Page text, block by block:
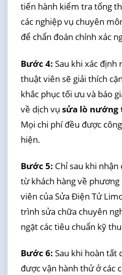
tiến hành kiểm tra tổng
các nghiệp vụ chuyên
để chẩn đoán chính xác
Bước 4: Sau khi xác định
thuật viên sẽ giải thích
khắc phục tối ưu và báo
về dịch vụ sửa lò nướng
Mọi chi phí đều được
hiện.
Bước 5: Chỉ sau khi
từ khách hàng về
viên của Sửa Điện Tử
trình sửa chữa chuyên
ngặt các tiêu chuẩn kỹ
Bước 6: Sau khi hoàn tất
được vận hành thử ở các